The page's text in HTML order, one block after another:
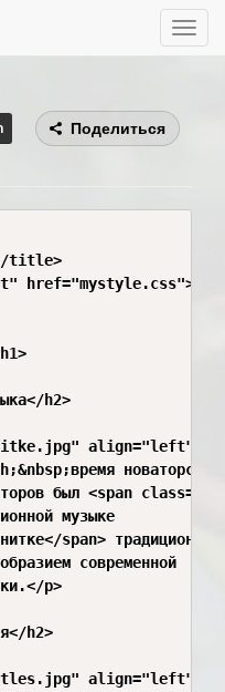
Toggle
Поделиться
title>
href="mystyle.css">
h2>
align="left"
был <span
музыке
span>
современной
p>
h2>
align="left"